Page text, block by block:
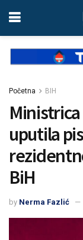
Početna BIH
uputila
BiH
by Nerma Fazlić